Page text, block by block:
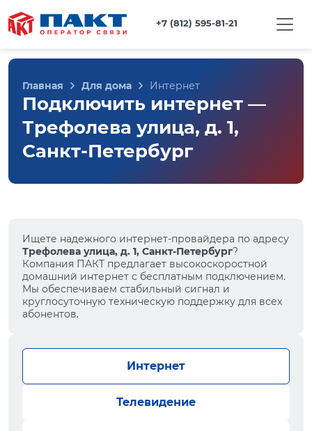
+7 (812) 595-81-21
Главная Для дома Интернет
Подключить интернет —
Трефолева улица, д. 1,
Санкт-Петербург
Ищете надежного интернет-провайдера по адресу
Трефолева улица, д. 1, Санкт-Петербург?
Компания ПАКТ предлагает высокоскоростной
домашний интернет с бесплатным подключением.
Мы обеспечиваем стабильный сигнал и
круглосуточную техническую поддержку для всех
абонентов.
Интернет
Телевидение